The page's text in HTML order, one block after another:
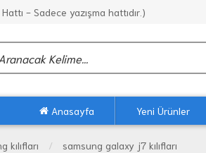
- Sadece yazışma hattıdır.)
Anasayfa Yeni Ürünler
kılıfları samsung galaxy j7 kılıfları